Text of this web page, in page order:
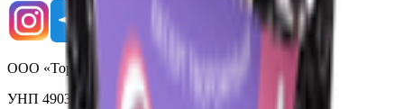
ООО «Торговая сеть «Продмир»
УНП 490314725